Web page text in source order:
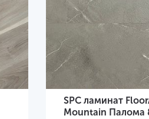
SPC ламинат
Mountain Палома